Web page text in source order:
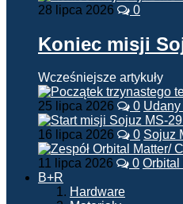
28 lipca 2026 0
Koniec misji
Wcześniejsze artykuły
25 lipca 2026 0
16 lipca 2026 0 Sojuz
11 lipca 2026 0 Orbital
B+R
Hardware